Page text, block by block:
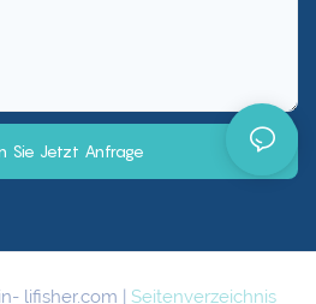
Sie Jetzt Anfrage
lifisher.com | Seitenverzeichnis